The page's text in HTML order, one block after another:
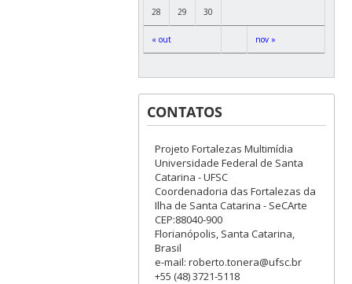
« out nov »
28 29 30
CONTATOS
Projeto Fortalezas Multimídia
Universidade Federal de Santa
Catarina - UFSC
Coordenadoria das Fortalezas da
Ilha de Santa Catarina - SeCArte
CEP:88040-900
Florianópolis, Santa Catarina,
Brasil
e-mail: roberto.tonera@ufsc.br
+55 (48) 3721-5118